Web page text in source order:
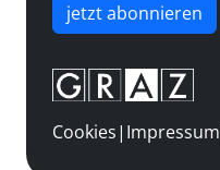
jetzt abonnieren
Cookies| Impressum